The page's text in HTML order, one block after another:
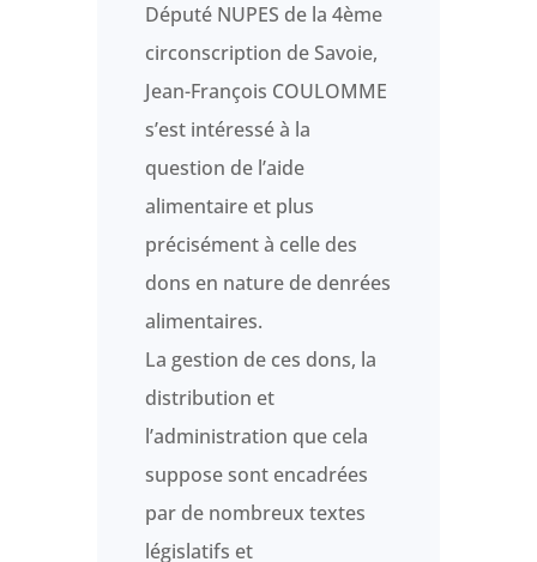
Député NUPES de la 4ème
circonscription de Savoie,
Jean-François COULOMME
s’est intéressé à la
question de l’aide
alimentaire et plus
précisément à celle des
dons en nature de denrées
alimentaires.
La gestion de ces dons, la
distribution et
l’administration que cela
suppose sont encadrées
par de nombreux textes
législatifs et